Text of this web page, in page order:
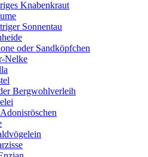
Knabenkraut
Sonnentau
oder Sandköpfchen
Nelke
Bergwohlverleih